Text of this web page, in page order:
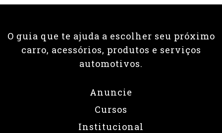
O guia que te ajuda a escolher seu próximo
carro, acessórios, produtos e serviços
automotivos.
Anuncie
Cursos
Institucional